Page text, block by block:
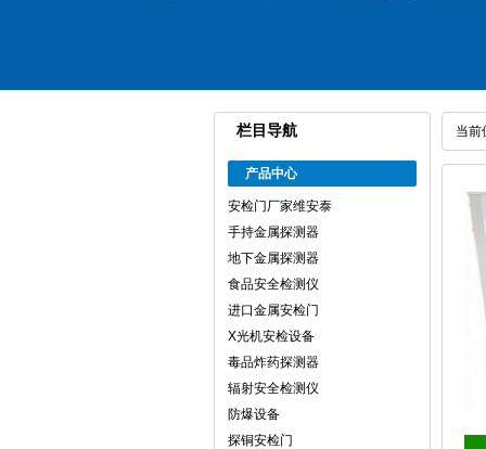
栏目导航
产品中心
安检门厂家维安泰
手持金属探测器
地下金属探测器
食品安全检测仪
进口金属安检门
X光机安检设备
毒品炸药探测器
辐射安全检测仪
防爆设备
探铜安检门
当前